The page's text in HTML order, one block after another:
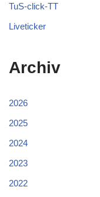
TuS-click-TT
Liveticker
Archiv
2026
2025
2024
2023
2022